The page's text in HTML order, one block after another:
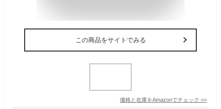
この商品をサイトでみる
価格と在庫をAmazonでチェック >>